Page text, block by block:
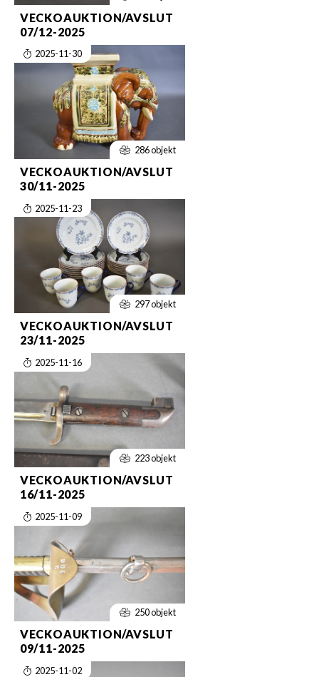
VECKOAUKTION/AVSLUT
07/12-2025
2025-11-30
286 objekt
VECKOAUKTION/AVSLUT
30/11-2025
2025-11-23
297 objekt
VECKOAUKTION/AVSLUT
23/11-2025
2025-11-16
223 objekt
VECKOAUKTION/AVSLUT
16/11-2025
2025-11-09
250 objekt
VECKOAUKTION/AVSLUT
09/11-2025
2025-11-02